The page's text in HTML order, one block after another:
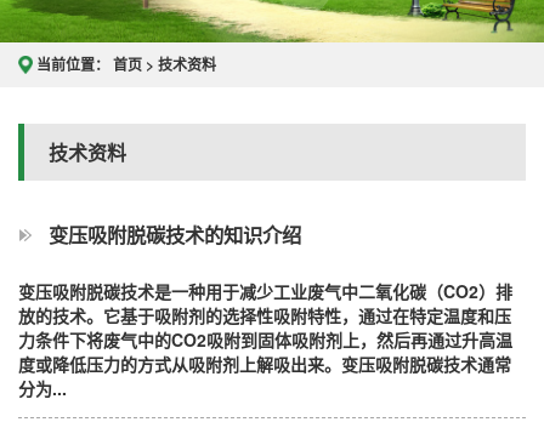
当前位置： 首页 > 技术资料
技术资料
变压吸附脱碳技术的知识介绍
变压吸附脱碳技术是一种用于减少工业废气中二氧化碳（CO2）排
放的技术。它基于吸附剂的选择性吸附特性，通过在特定温度和压
力条件下将废气中的CO2吸附到固体吸附剂上，然后再通过升高温
度或降低压力的方式从吸附剂上解吸出来。变压吸附脱碳技术通常
分为...